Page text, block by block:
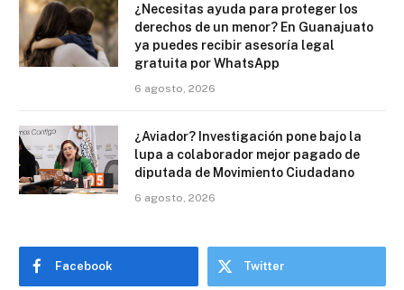
¿Necesitas ayuda para proteger los
derechos de un menor? En Guanajuato
ya puedes recibir asesoría legal
gratuita por WhatsApp
6 agosto, 2026
¿Aviador? Investigación pone bajo la
lupa a colaborador mejor pagado de
diputada de Movimiento Ciudadano
6 agosto, 2026
Facebook Twitter